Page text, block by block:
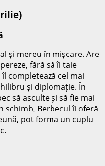
și mereu în mișcare. Are
fără să îi taie
completează cel mai
și diplomație. În
să asculte și să fie mai
schimb, Berbecul îi oferă
pot forma un cuplu